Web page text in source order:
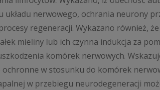
układu nerwowego, ochrania neurony
regeneracji. Wykazano również,
mieliny lub ich czynna indukcja za
komórek nerwowych.
ochronne w stosunku do komórek
w przebiegu neurodegeneracji